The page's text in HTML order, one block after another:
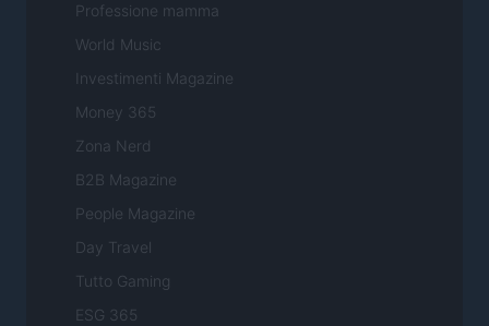
Professione mamma
World Music
Investimenti Magazine
Money 365
Zona Nerd
B2B Magazine
People Magazine
Day Travel
Tutto Gaming
ESG 365